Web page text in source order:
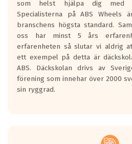
den kortaste bromssträckan och
längsta.
Inga D eller G betyg delas ut för
personbilar och lätta lastbilar.
Betyget sätts efter ett test där
skall bromsa in på en väg där det
0.5-1.5 mm vatten.
I 80km/h kommer skillnaden på
som helst hjälpa dig med
Specialisterna på ABS Wheels
branschens högsta standard.
oss har minst 5 års
erfarenheten så slutar vi aldrig
ett exempel på detta är
ABS. Däckskolan drivs av
förening som innehar över 2000
sin ryggrad.